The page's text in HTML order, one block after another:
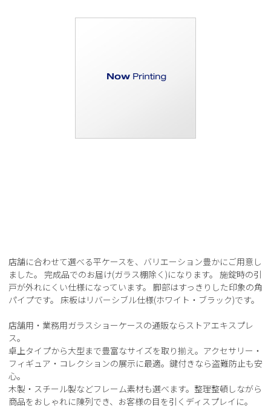
店舗に合わせて選べる平ケースを、バリエーション豊かにご用意し
ました。 完成品でのお届け(ガラス棚除く)になります。 施錠時の引
戸が外れにくい仕様になっています。 脚部はすっきりした印象の角
パイプです。 床板はリバーシブル仕様(ホワイト・ブラック)です。
店舗用・業務用ガラスショーケースの通販ならストアエキスプレ
ス。
卓上タイプから大型まで豊富なサイズを取り揃え。アクセサリー・
フィギュア・コレクションの展示に最適。鍵付きなら盗難防止も安
心。
木製・スチール製などフレーム素材も選べます。整理整頓しながら
商品をおしゃれに陳列でき、お客様の目を引くディスプレイに。